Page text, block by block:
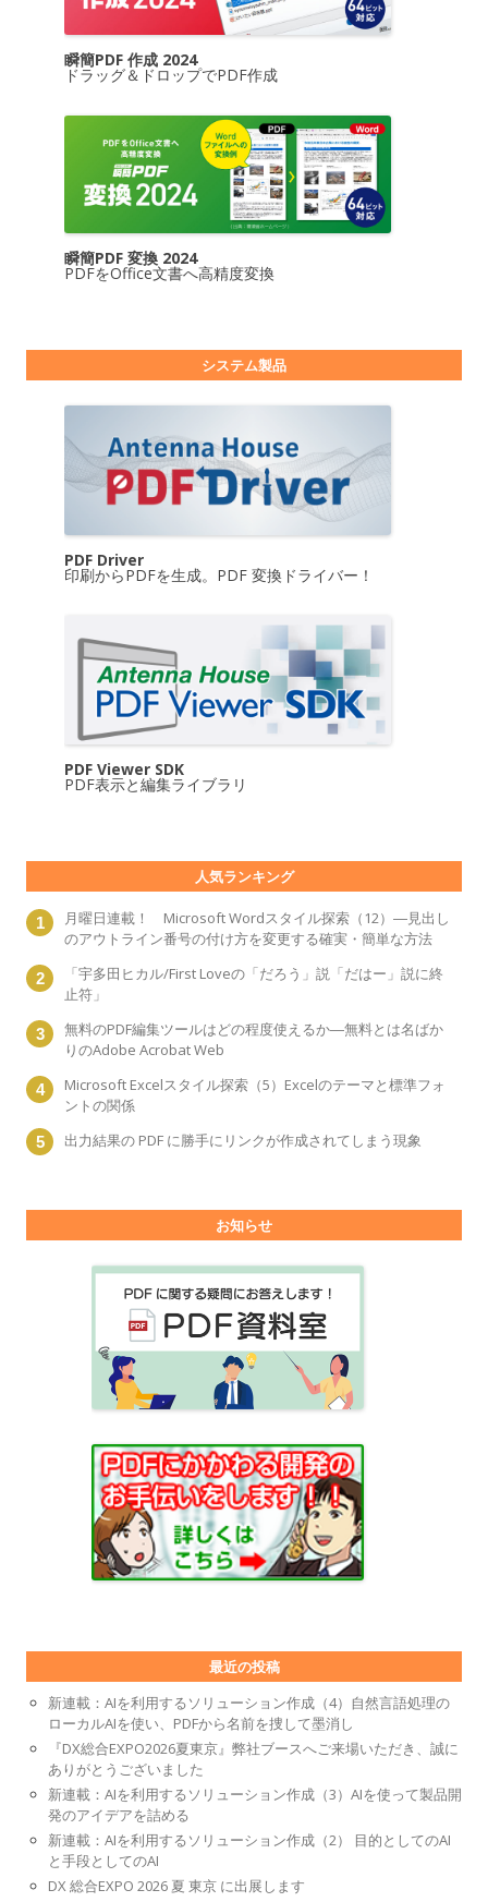
瞬簡PDF 作成 2024
ドラッグ＆ドロップでPDF作成
瞬簡PDF 変換 2024
PDFをOffice文書へ高精度変換
システム製品
PDF Driver
印刷からPDFを生成。PDF 変換ドライバー！
PDF Viewer SDK
PDF表示と編集ライブラリ
人気ランキング
月曜日連載！ Microsoft Wordスタイル探索（12）―見出し
のアウトライン番号の付け方を変更する確実・簡単な方法
「宇多田ヒカル/First Loveの「だろう」説「だはー」説に終
止符」
無料のPDF編集ツールはどの程度使えるか―無料とは名ばか
りのAdobe Acrobat Web
Microsoft Excelスタイル探索（5）Excelのテーマと標準フォ
ントの関係
出力結果の PDF に勝手にリンクが作成されてしまう現象
お知らせ
最近の投稿
新連載：AIを利用するソリューション作成（4）自然言語処理の
ローカルAIを使い、PDFから名前を捜して墨消し
『DX総合EXPO2026夏東京』弊社ブースへご来場いただき、誠に
ありがとうございました
新連載：AIを利用するソリューション作成（3）AIを使って製品開
発のアイデアを詰める
新連載：AIを利用するソリューション作成（2） 目的としてのAI
と手段としてのAI
DX 総合EXPO 2026 夏 東京 に出展します